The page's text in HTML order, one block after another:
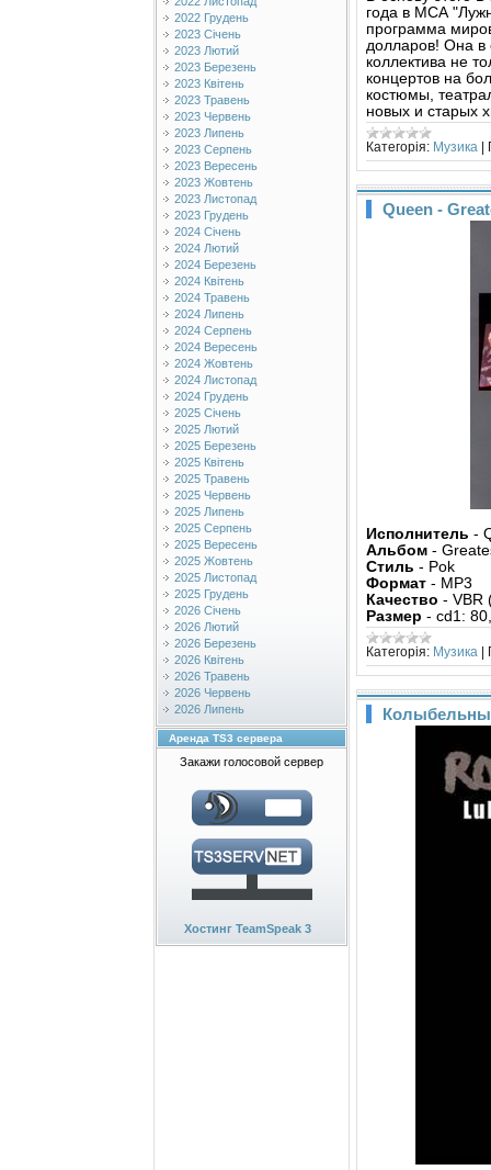
2022 Грудень
2023 Січень
2023 Лютий
2023 Березень
2023 Квітень
2023 Травень
2023 Червень
2023 Липень
2023 Серпень
2023 Вересень
2023 Жовтень
2023 Листопад
2023 Грудень
2024 Січень
2024 Лютий
2024 Березень
2024 Квітень
2024 Травень
2024 Липень
2024 Серпень
2024 Вересень
2024 Жовтень
2024 Листопад
2024 Грудень
2025 Січень
2025 Лютий
2025 Березень
2025 Квітень
2025 Травень
2025 Червень
2025 Липень
2025 Серпень
2025 Вересень
2025 Жовтень
2025 Листопад
2025 Грудень
2026 Січень
2026 Лютий
2026 Березень
2026 Квітень
2026 Травень
2026 Червень
2026 Липень
Аренда TS3 сервера
Закажи голосовой сервер
Хостинг TeamSpeak 3
года в МСА
программа
долларов! Она в
коллектива не
концертов на
костюмы,
новых и старых
Категорія: Музика |
Queen -
Исполнитель -
Альбом -
Стиль - Pok
Формат - MP3
Качество - VBR
Размер - cd1:
Категорія: Музика |